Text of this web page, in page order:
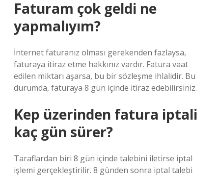
Faturam çok geldi ne
yapmalıyım?
İnternet faturanız olması gerekenden fazlaysa,
faturaya itiraz etme hakkınız vardır. Fatura vaat
edilen miktarı aşarsa, bu bir sözleşme ihlalidir. Bu
durumda, faturaya 8 gün içinde itiraz edebilirsiniz.
Kep üzerinden fatura iptali
kaç gün sürer?
Taraflardan biri 8 gün içinde talebini iletirse iptal
işlemi gerçekleştirilir. 8 günden sonra iptal talebi